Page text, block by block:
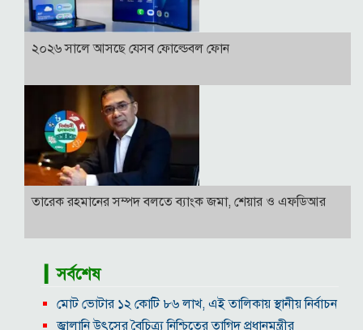
২০২৬ সালে আসছে যেসব ফোল্ডেবল ফোন
তারেক রহমানের সম্পদ বলতে ব্যাংক জমা, শেয়ার ও এফডিআর
▎সর্বশেষ
মোট ভোটার ১২ কোটি ৮৬ লাখ, এই তালিকায় স্থানীয় নির্বাচন
জ্বালানি উৎসের বৈচিত্র্য নিশ্চিতের তাগিদ প্রধানমন্ত্রীর